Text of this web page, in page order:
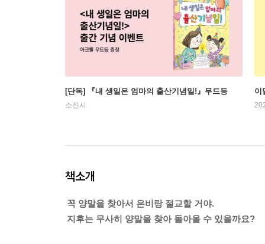
[단독] 『내 생일은 엄마의 출산기념일!』무드등
소진시
이
책소개
꼭 양말을 찾아서 은비랑 절교할 거야.
지후는 무사히 양말을 찾아 돌아올 수 있을까요?